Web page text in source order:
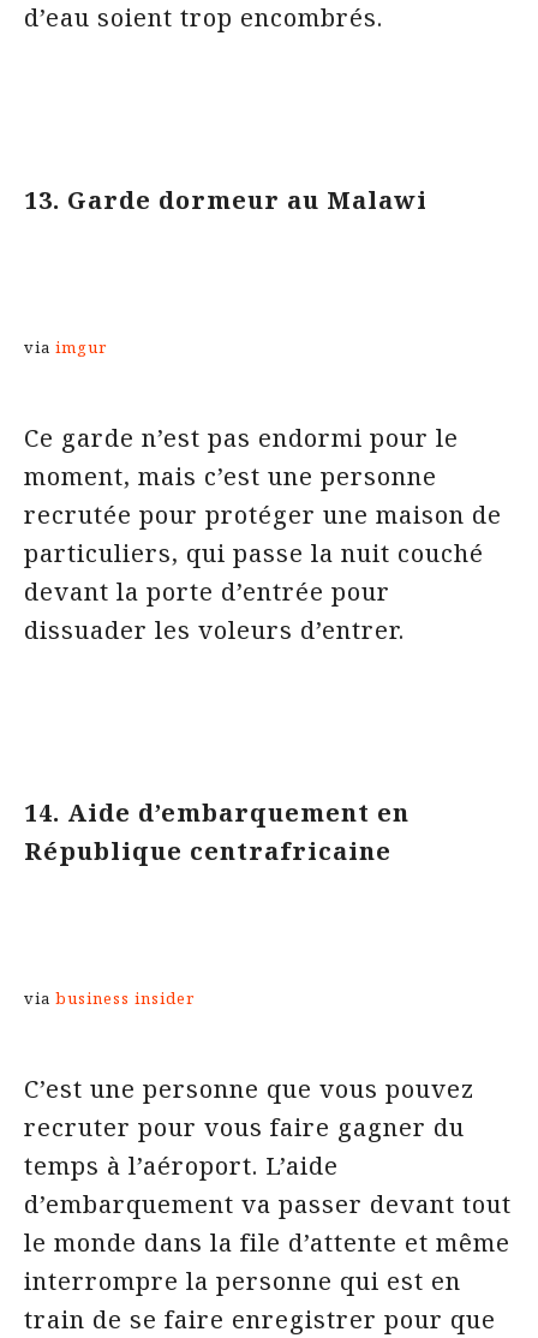
d’eau soient trop encombrés.
13. Garde dormeur au Malawi
via imgur
Ce garde n’est pas endormi pour le
moment, mais c’est une personne
recrutée pour protéger une maison de
particuliers, qui passe la nuit couché
devant la porte d’entrée pour
dissuader les voleurs d’entrer.
14. Aide d’embarquement en
République centrafricaine
via business insider
C’est une personne que vous pouvez
recruter pour vous faire gagner du
temps à l’aéroport. L’aide
d’embarquement va passer devant tout
le monde dans la file d’attente et même
interrompre la personne qui est en
train de se faire enregistrer pour que